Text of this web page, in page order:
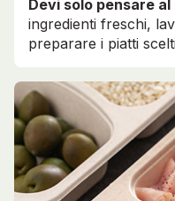
Devi solo pensare al
ingredienti freschi,
preparare i piatti